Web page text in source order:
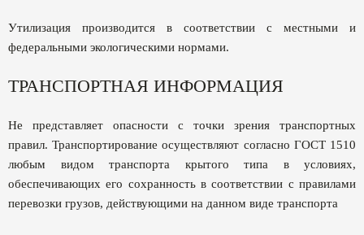
Утилизация производится в соответствии с местными и
федеральными экологическими нормами.
ТРАНСПОРТНАЯ ИНФОРМАЦИЯ
Не представляет опасности с точки зрения транспортных
правил. Транспортирование осуществляют согласно ГОСТ 1510
любым видом транспорта крытого типа в условиях,
обеспечивающих его сохранность в соответствии с правилами
перевозки грузов, действующими на данном виде транспорта